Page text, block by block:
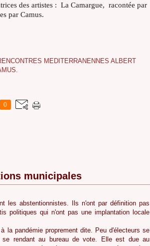
des artistes : La Camargue, racontée par
par Camus.
0
municipales
les abstentionnistes. Ils n'ont par définition pas
politiques qui n'ont pas une implantation locale
la pandémie proprement dite. Peu d'électeurs se
rendant au bureau de vote. Elle est due au